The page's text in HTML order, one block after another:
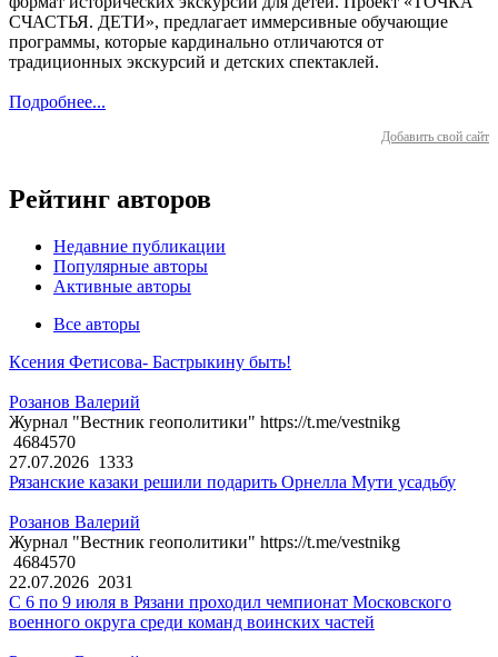
СЧАСТЬЯ. ДЕТИ», предлагает иммерсивные обучающие
программы, которые кардинально отличаются от
традиционных экскурсий и детских спектаклей.
Подробнее...
Добавить свой сайт
Рейтинг авторов
Недавние публикации
Популярные авторы
Активные авторы
Все авторы
Ксения Фетисова- Бастрыкину быть!
Розанов Валерий
Журнал "Вестник геополитики" https://t.me/vestnikg
4684570
27.07.2026 1333
Рязанские казаки решили подарить Орнелла Мути усадьбу
Розанов Валерий
Журнал "Вестник геополитики" https://t.me/vestnikg
4684570
22.07.2026 2031
С 6 по 9 июля в Рязани проходил чемпионат Московского
военного округа среди команд воинских частей